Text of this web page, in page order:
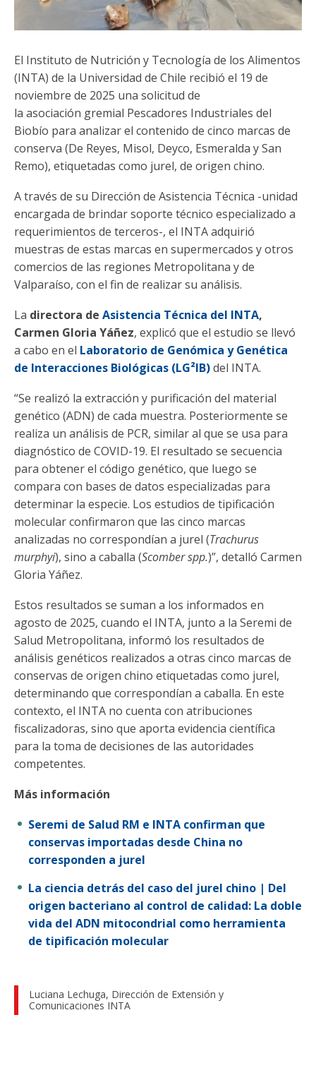
El Instituto de Nutrición y Tecnología de los Alimentos
(INTA) de la Universidad de Chile recibió el 19 de
noviembre de 2025 una solicitud de
la asociación gremial Pescadores Industriales del
Biobío para analizar el contenido de cinco marcas de
conserva (De Reyes, Misol, Deyco, Esmeralda y San
Remo), etiquetadas como jurel, de origen chino.
A través de su Dirección de Asistencia Técnica -unidad
encargada de brindar soporte técnico especializado a
requerimientos de terceros-, el INTA adquirió
muestras de estas marcas en supermercados y otros
comercios de las regiones Metropolitana y de
Valparaíso, con el fin de realizar su análisis.
La directora de Asistencia Técnica del INTA,
Carmen Gloria Yáñez, explicó que el estudio se llevó
a cabo en el Laboratorio de Genómica y Genética
de Interacciones Biológicas (LG²IB)del INTA.
“Se realizó la extracción y purificación del material
genético (ADN) de cada muestra. Posteriormente se
realiza un análisis de PCR, similar al que se usa para
diagnóstico de COVID-19. El resultado se secuencia
para obtener el código genético, que luego se
compara con bases de datos especializadas para
determinar la especie. Los estudios de tipificación
molecular confirmaron que las cinco marcas
analizadas no correspondían a jurel (Trachurus
murphyi), sino a caballa (Scomber spp.)”, detalló Carmen
Gloria Yáñez.
Estos resultados se suman a los informados en
agosto de 2025, cuando el INTA, junto a la Seremi de
Salud Metropolitana, informó los resultados de
análisis genéticos realizados a otras cinco marcas de
conservas de origen chino etiquetadas como jurel,
determinando que correspondían a caballa. En este
contexto, el INTA no cuenta con atribuciones
fiscalizadoras, sino que aporta evidencia científica
para la toma de decisiones de las autoridades
competentes.
Más información
Seremi de Salud RM e INTA confirman que
conservas importadas desde China no
corresponden a jurel
La ciencia detrás del caso del jurel chino | Del
origen bacteriano al control de calidad: La doble
vida del ADN mitocondrial como herramienta
de tipificación molecular
Luciana Lechuga, Dirección de Extensión y
Comunicaciones INTA